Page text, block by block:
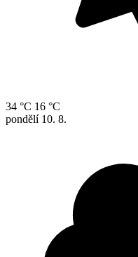
34 °C 16 °C
pondělí 10. 8.